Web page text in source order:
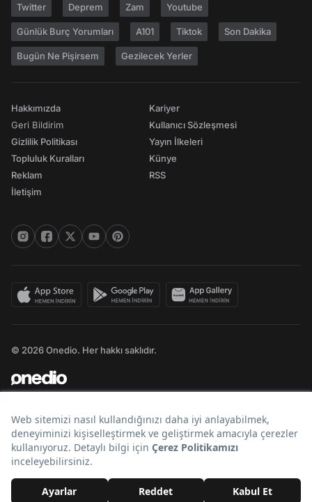
Twitter Deprem Zam Youtube
Günlük Burç Yorumları A101 Tiktok Son Dakika
Bugün Ne Pişirsem Gezilecek Yerler
Hakkımızda
Geri Bildirim
Gizlilik Politikası
Topluluk Kuralları
Reklam
İletişim
Kariyer
Kullanıcı Sözleşmesi
Yayın İlkeleri
Künye
RSS
© 2026 Onedio. Her hakkı saklıdır.
Bir markasıdır.